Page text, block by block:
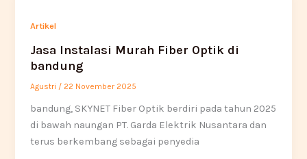
Artikel
Jasa Instalasi Murah Fiber Optik di
bandung
Agustri / 22 November 2025
bandung, SKYNET Fiber Optik berdiri pada tahun 2025
di bawah naungan PT. Garda Elektrik Nusantara dan
terus berkembang sebagai penyedia